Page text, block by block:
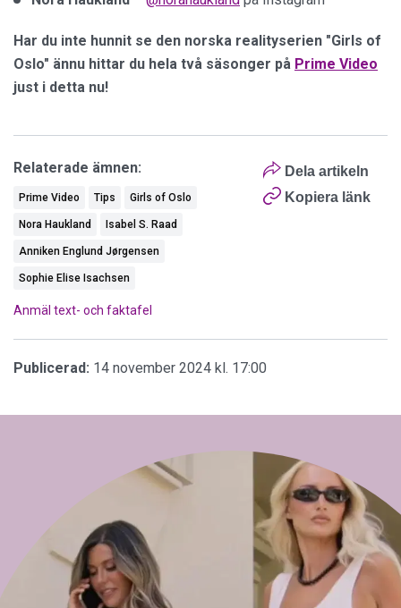
Har du inte hunnit se den norska realityserien "Girls of
Oslo" ännu hittar du hela två säsonger på Prime Video
just i detta nu!
Dela artikeln
Kopiera länk
Relaterade ämnen:
Prime Video Tips Girls of Oslo
Nora Haukland Isabel S. Raad
Anniken Englund Jørgensen
Sophie Elise Isachsen
Anmäl text- och faktafel
Publicerad: 14 november 2024 kl. 17:00